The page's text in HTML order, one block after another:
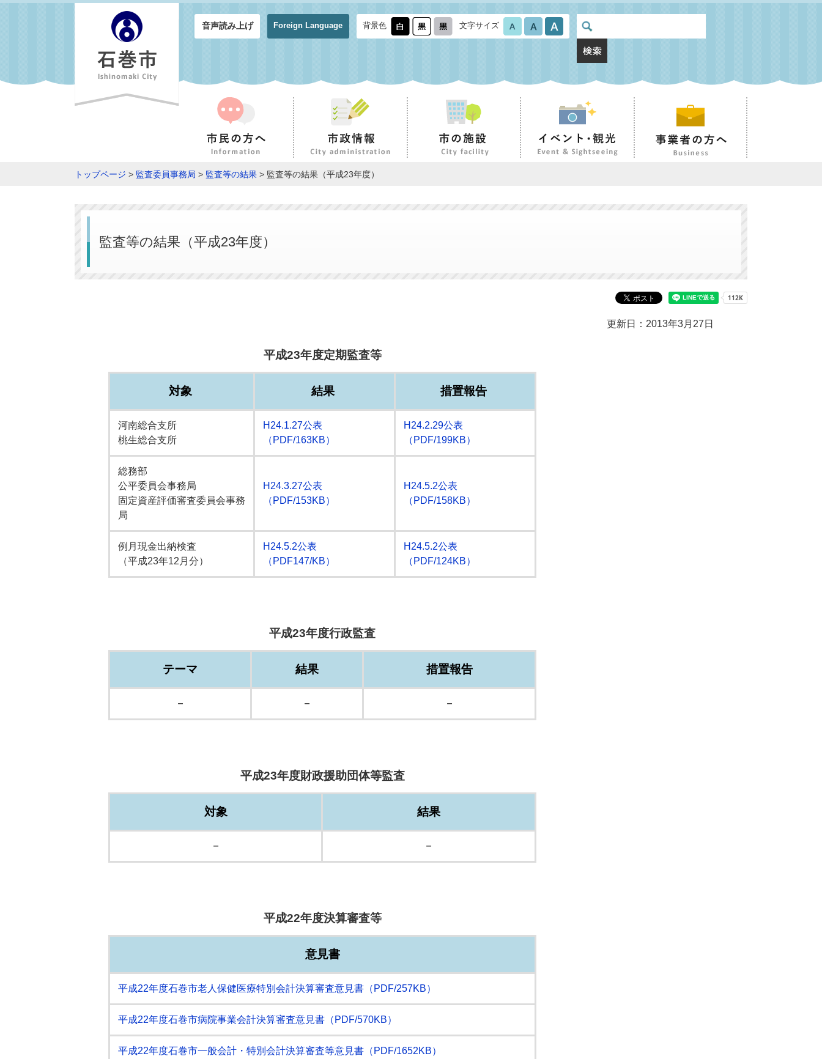
音声読み上げ Foreign Language 背景色 文字サイズ
トップページ > 監査委員事務局 > 監査等の結果 > 監査等の結果（平成23年度）
監査等の結果（平成23年度）
更新日：2013年3月27日
平成23年度定期監査等
対象 結果 措置報告
河南総合支所
桃生総合支所
H24.1.27公表
（PDF/163KB）
H24.2.29公表
（PDF/199KB）
総務部
公平委員会事務局
固定資産評価審査委員会事務
局
H24.3.27公表
（PDF/153KB）
H24.5.2公表
（PDF/158KB）
例月現金出納検査
（平成23年12月分）
H24.5.2公表
（PDF147/KB）
H24.5.2公表
（PDF/124KB）
平成23年度行政監査
テーマ 結果 措置報告
－ － －
平成23年度財政援助団体等監査
対象 結果
－ －
平成22年度決算審査等
意見書
平成22年度石巻市老人保健医療特別会計決算審査意見書（PDF/257KB）
平成22年度石巻市病院事業会計決算審査意見書（PDF/570KB）
平成22年度石巻市一般会計・特別会計決算審査等意見書（PDF/1652KB）